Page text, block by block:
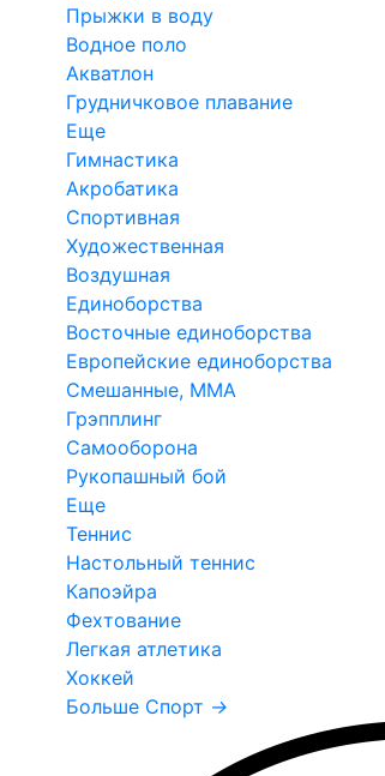
Прыжки в воду
Водное поло
Акватлон
Грудничковое плавание
Еще
Гимнастика
Акробатика
Спортивная
Художественная
Воздушная
Единоборства
Восточные единоборства
Европейские единоборства
Смешанные, ММА
Грэпплинг
Самооборона
Рукопашный бой
Еще
Теннис
Настольный теннис
Капоэйра
Фехтование
Легкая атлетика
Хоккей
Больше Спорт →